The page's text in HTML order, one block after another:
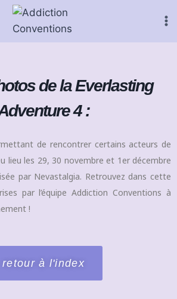
de la Everlasting
4 :
de rencontrer certains acteurs de
lieu les 29, 30 novembre et 1er décembre
par Nevastalgia. Retrouvez dans cette
par l’équipe Addiction Conventions à
!
retour à l'index